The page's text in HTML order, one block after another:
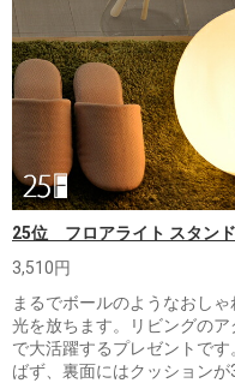
25位 フロアライト スタン
3,510円
まるでボールのようなおし
光を放ちます。リビングの
で大活躍するプレゼントで
ばず、裏面にはクッション